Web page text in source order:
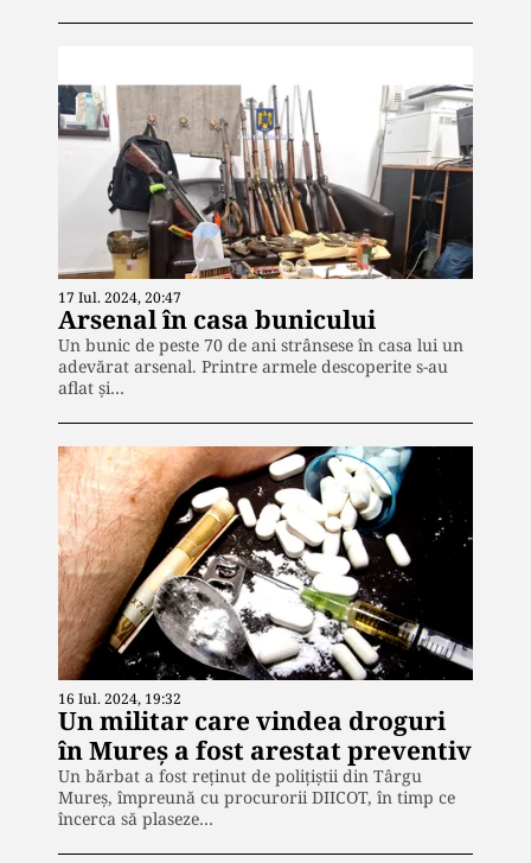
17 Iul. 2024, 20:47
Arsenal în casa bunicului
Un bunic de peste 70 de ani strânsese în casa lui un
adevărat arsenal. Printre armele descoperite s-au
aflat şi…
16 Iul. 2024, 19:32
Un militar care vindea droguri
în Mureș a fost arestat preventiv
Un bărbat a fost reținut de polițiștii din Târgu
Mureș, împreună cu procurorii DIICOT, în timp ce
încerca să plaseze…